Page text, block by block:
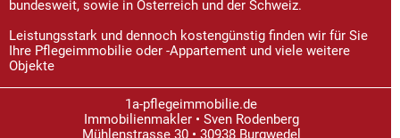
bundesweit, sowie in Österreich und der Schweiz.
Leistungsstark und dennoch kostengünstig finden wir für Sie
Ihre Pflegeimmobilie oder -Appartement und viele weitere
Objekte
1a-pflegeimmobilie.de
Immobilienmakler • Sven Rodenberg
Mühlenstrasse 30 • 30938 Burgwedel